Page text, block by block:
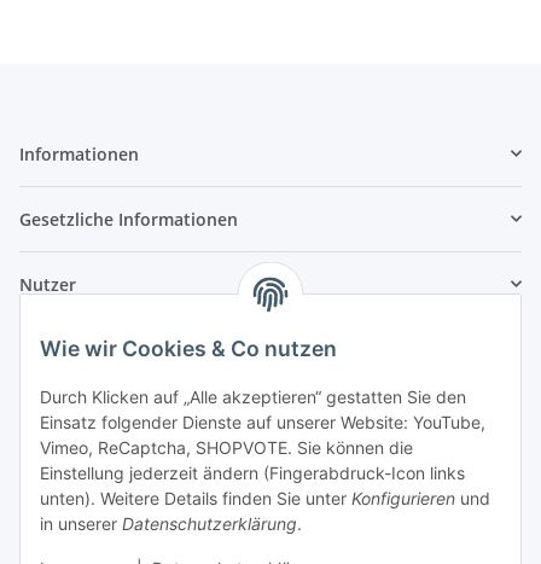
Wie wir Cookies & Co nutzen
Durch Klicken auf „Alle akzeptieren“ gestatten Sie den
Einsatz folgender Dienste auf unserer Website: YouTube,
Vimeo, ReCaptcha, SHOPVOTE. Sie können die
Einstellung jederzeit ändern (Fingerabdruck-Icon links
unten). Weitere Details finden Sie unter Konfigurieren und
in unserer Datenschutzerklärung.
Informationen
Gesetzliche Informationen
Nutzer